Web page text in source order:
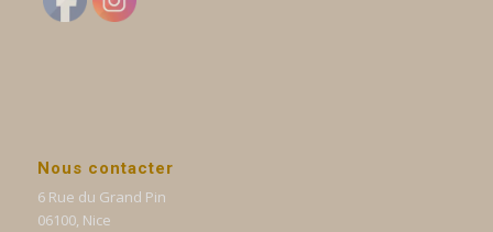
Nous contacter
6 Rue du Grand Pin
06100, Nice